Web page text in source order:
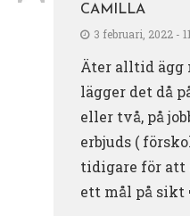
CAMILLA
3 februari, 2022 -
Äter alltid ägg
lägger det då
eller två, på
erbjuds (
tidigare för att
ett mål på sikt